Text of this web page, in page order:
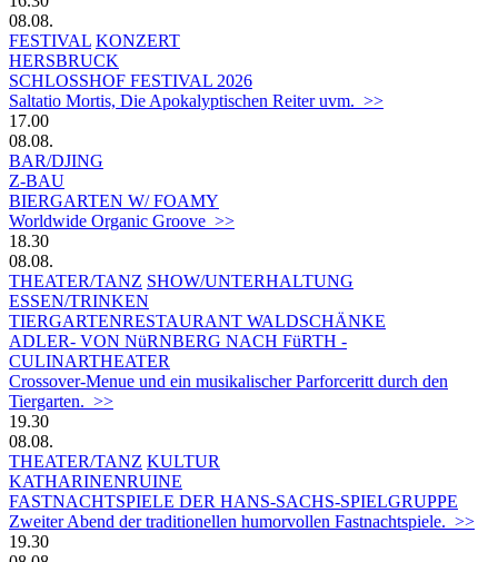
08.08.
FESTIVAL KONZERT
HERSBRUCK
SCHLOSSHOF FESTIVAL 2026
Saltatio Mortis, Die Apokalyptischen Reiter uvm. >>
17.00
08.08.
BAR/DJING
Z-BAU
BIERGARTEN W/ FOAMY
Worldwide Organic Groove >>
18.30
08.08.
THEATER/TANZ SHOW/UNTERHALTUNG
ESSEN/TRINKEN
TIERGARTEN­RESTAURANT WALDSCHÄNKE
ADLER- VON NüRNBERG NACH FüRTH -
CULINARTHEATER
Crossover-Menue und ein musikalischer Parforceritt durch den
Tiergarten. >>
19.30
08.08.
THEATER/TANZ KULTUR
KATHARINENRUINE
FASTNACHTSPIELE DER HANS-SACHS-SPIELGRUPPE
Zweiter Abend der traditionellen humorvollen Fastnachtspiele. >>
19.30